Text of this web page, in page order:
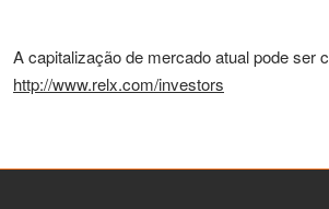
A capitalização de mercado atual pode ser
http://www.relx.com/investors